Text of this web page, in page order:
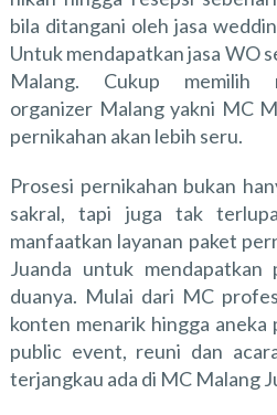
bila ditangani oleh jasa
Untuk mendapatkan jasa WO
Malang. Cukup memilih
organizer Malangyakni MC
pernikahan akan lebih seru.
Prosesi pernikahan bukan
sakral, tapi juga tak
manfaatkan layanan paket
Juanda untuk mendapatkan
duanya. Mulai dari MC
konten menarik hingga
public event, reuni dan
terjangkau ada di MC Malang